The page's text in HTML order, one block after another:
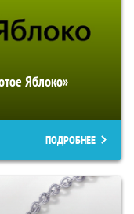
Яблоко»
ПОДРОБНЕЕ